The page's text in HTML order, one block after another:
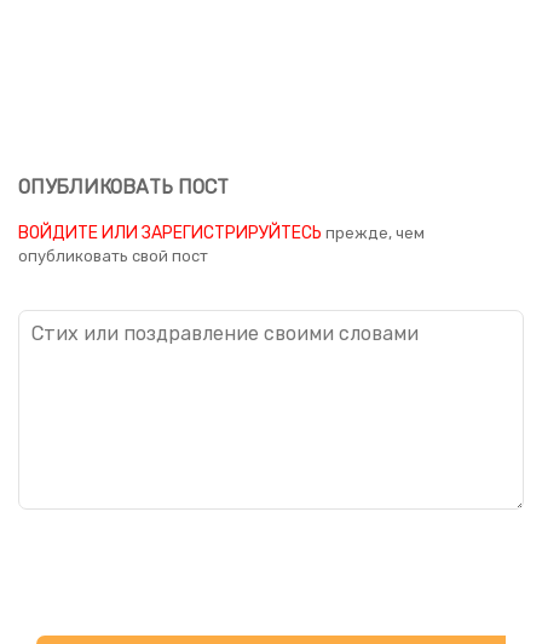
ОПУБЛИКОВАТЬ ПОСТ
ВОЙДИТЕ ИЛИ ЗАРЕГИСТРИРУЙТЕСЬ прежде, чем
опубликовать свой пост